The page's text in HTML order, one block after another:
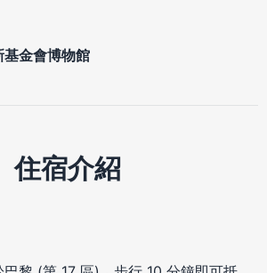
基金會博物館
住宿介紹